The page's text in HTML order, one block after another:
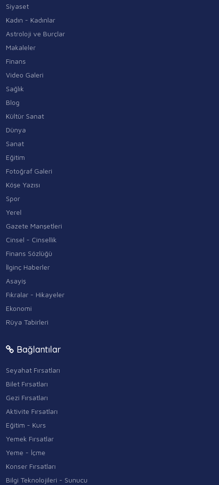
Siyaset
Kadın - Kadınlar
Astroloji ve Burçlar
Makaleler
Finans
Video Galeri
Sağlık
Blog
Kültür Sanat
Dünya
Sanat
Eğitim
Fotoğraf Galeri
Köşe Yazısı
Spor
Yerel
Gazete Manşetleri
Cinsel - Cinsellik
Finans Sözlüğü
İlginç Haberler
Asayiş
Fıkralar - Hikayeler
Ekonomi
Rüya Tabirleri
Bağlantılar
Seyahat Fırsatları
Bilet Fırsatları
Gezi Fırsatları
Aktivite Fırsatları
Eğitim - Kurs
Yemek Fırsatlar
Yeme - İçme
Konser Fırsatları
Bilgi Teknolojileri - Sunucu